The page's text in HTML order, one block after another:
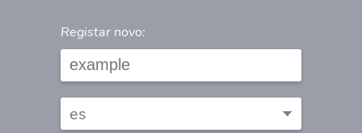
Registar novo: